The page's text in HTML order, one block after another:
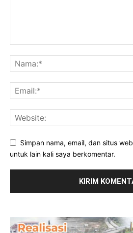
Simpan nama, email, dan situs
untuk lain kali saya berkomentar.